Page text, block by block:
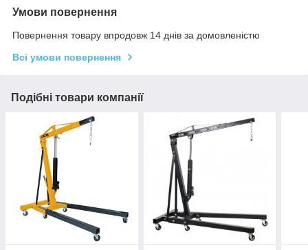
Умови повернення
Повернення товару впродовж 14 днів за домовленістю
Всі умови повернення
Подібні товари компанії